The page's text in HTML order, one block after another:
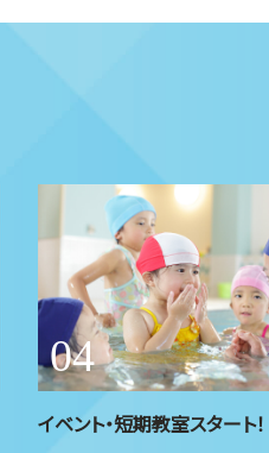
イベント・短期教室スタート！